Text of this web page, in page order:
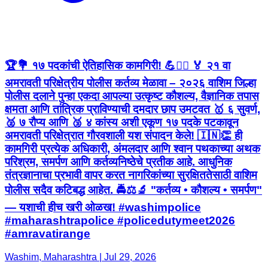
🏆💐 १७ पदकांची ऐतिहासिक कामगिरी! 💪👮‍♂️ 🏅 २१ वा
अमरावती परिक्षेत्रीय पोलीस कर्तव्य मेळावा – २०२६ वाशिम जिल्हा
पोलीस दलाने पुन्हा एकदा आपल्या उत्कृष्ट कौशल्य, वैज्ञानिक तपास
क्षमता आणि तांत्रिक प्राविण्याची दमदार छाप उमटवत 🥇 ६ सुवर्ण,
🥈 ७ रौप्य आणि 🥉 ४ कांस्य अशी एकूण १७ पदके पटकावून
अमरावती परिक्षेत्रात गौरवशाली यश संपादन केले! 🇮🇳👏 ही
कामगिरी प्रत्येक अधिकारी, अंमलदार आणि श्वान पथकाच्या अथक
परिश्रम, समर्पण आणि कर्तव्यनिष्ठेचे प्रतीक आहे. आधुनिक
तंत्रज्ञानाचा प्रभावी वापर करत नागरिकांच्या सुरक्षिततेसाठी वाशिम
पोलीस सदैव कटिबद्ध आहेत. 🚔⚖️🔬 "कर्तव्य • कौशल्य • समर्पण"
— यशाची हीच खरी ओळख! #washimpolice
#maharashtrapolice #policedutymeet2026
#amravatirange
Washim, Maharashtra | Jul 29, 2026